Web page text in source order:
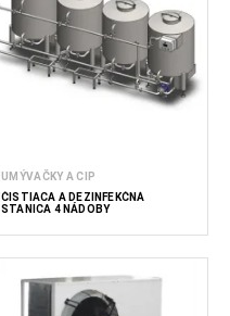
UMÝVAČKY A CIP
ČISTIACA A DEZINFEKČNÁ
STANICA 4 NÁDOBY